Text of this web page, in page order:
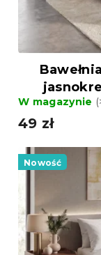
w
W magazynie
49 zł
Nowość